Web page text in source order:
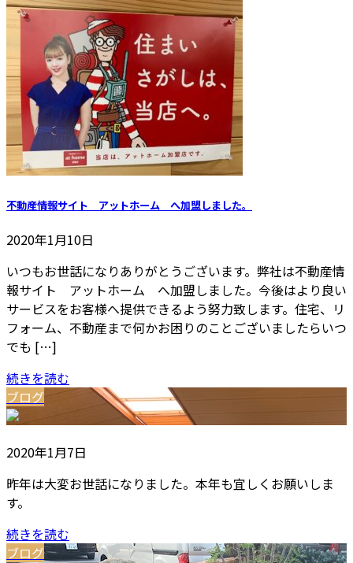
不動産情報サイト アットホーム へ加盟しました。
2020年1月10日
いつもお世話になりありがとうございます。弊社は不動産情
報サイト アットホーム へ加盟しました。今後はより良い
サービスをお客様へ提供できるよう努力致します。住宅、リ
フォーム、不動産まで何かお困りのことございましたらいつ
でも […]
続きを読む
ブログ
2020年1月7日
昨年は大変お世話になりました。本年も宜しくお願いしま
す。
続きを読む
ブログ